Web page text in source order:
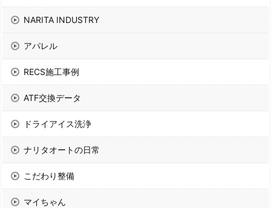
NARITA INDUSTRY
アパレル
RECS施工事例
ATF交換データ
ドライアイス洗浄
ナリタオートの日常
こだわり整備
マイちゃん